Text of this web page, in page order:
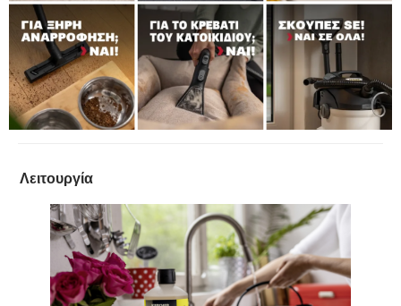
Λειτουργία